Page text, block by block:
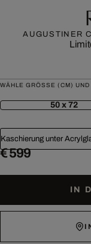
AUGUSTINER
WÄHLE GRÖSSE (CM)
50 x 72
Kaschierung unter
€ 599
IN